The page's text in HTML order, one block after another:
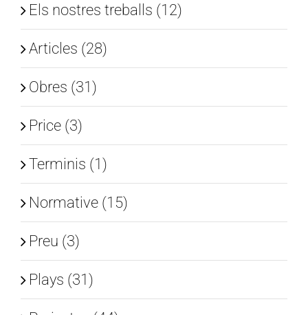
Els nostres treballs (12)
Articles (28)
Obres (31)
Price (3)
Terminis (1)
Normative (15)
Preu (3)
Plays (31)